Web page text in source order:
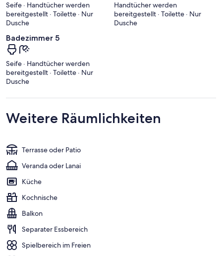
Seife · Handtücher werden
bereitgestellt · Toilette · Nur
Dusche
Handtücher werden
bereitgestellt · Toilette · Nur
Dusche
Badezimmer 5
Seife · Handtücher werden
bereitgestellt · Toilette · Nur
Dusche
Weitere Räumlichkeiten
Terrasse oder Patio
Veranda oder Lanai
Küche
Kochnische
Balkon
Separater Essbereich
Spielbereich im Freien